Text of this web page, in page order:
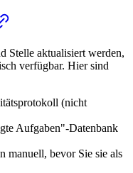
Stelle aktualisiert werden,
verfügbar. Hier sind
(nicht
Aufgaben"-Datenbank
manuell, bevor Sie sie als